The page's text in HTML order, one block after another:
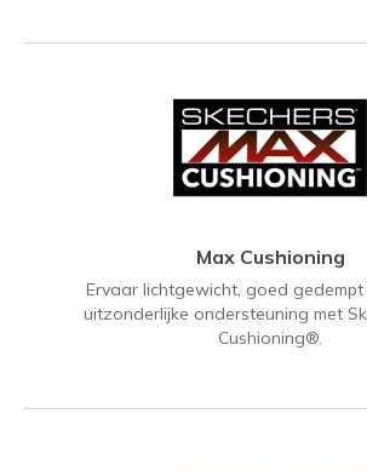
Max Cushioning
Ervaar lichtgewicht, goed
uitzonderlijke ondersteuning met
Cushioning®.